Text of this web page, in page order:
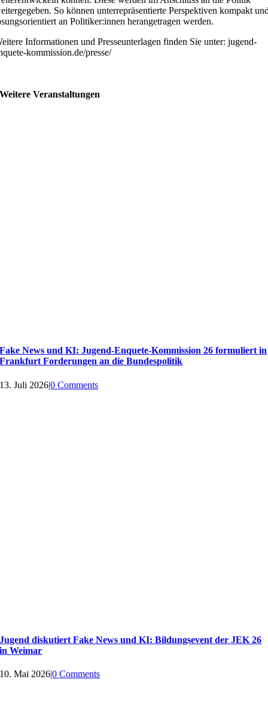
So können unterrepräsentierte Perspektiven kompakt
an Politiker:innen herangetragen werden.
Informationen und Presseunterlagen finden Sie unter: jugend-
kommission.de/presse/
Weitere Veranstaltungen
Fake News und KI: Jugend-Enquete-Kommission 26 formuliert in
Frankfurt Forderungen an die Bundespolitik
13. Juli 2026|0 Comments
Jugend diskutiert Fake News und KI: Bildungsevent der JEK 26
in Weimar
10. Mai 2026|0 Comments